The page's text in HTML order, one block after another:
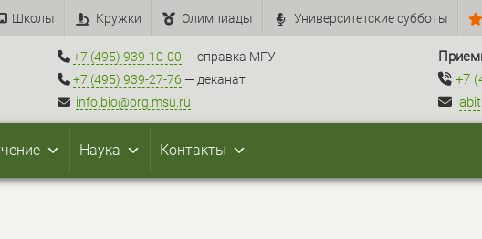
Школы Кружки Олимпиады Университетские субботы
+7 (495) 939-10-00 — справка МГУ
+7 (495) 939-27-76 — деканат
info.bio@org.msu.ru
+7
Наука Контакты